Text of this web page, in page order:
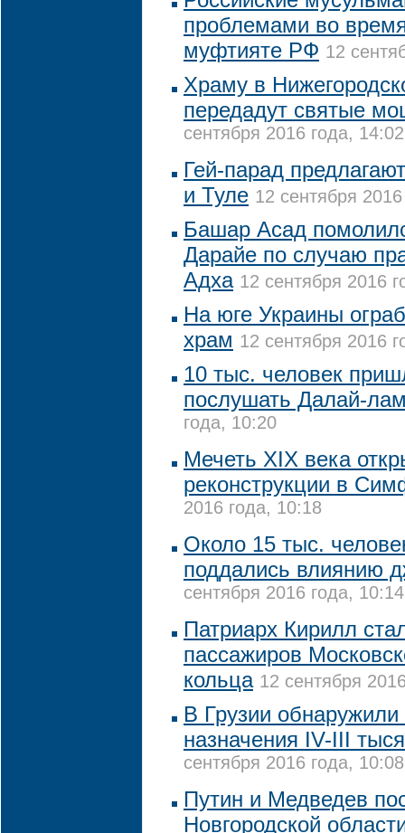
проблемами во
муфтияте РФ 12
Храму в
передадут святые
сентября 2016 года, 14:02
Гей-парад
и Туле 12 сентября
Башар Асад
Дарайе по случаю
Адха 12 сентября 2016
На юге Украины
храм 12 сентября 2016
10 тыс. человек
послушать Далай-
года, 10:20
Мечеть XIX века
реконструкции в
2016 года, 10:18
Около 15 тыс.
поддались влиянию
сентября 2016 года, 10:14
Патриарх Кирилл
пассажиров
кольца 12 сентября
В Грузии обнаружили
назначения IV-III
сентября 2016 года, 10:08
Путин и Медведев
Новгородской